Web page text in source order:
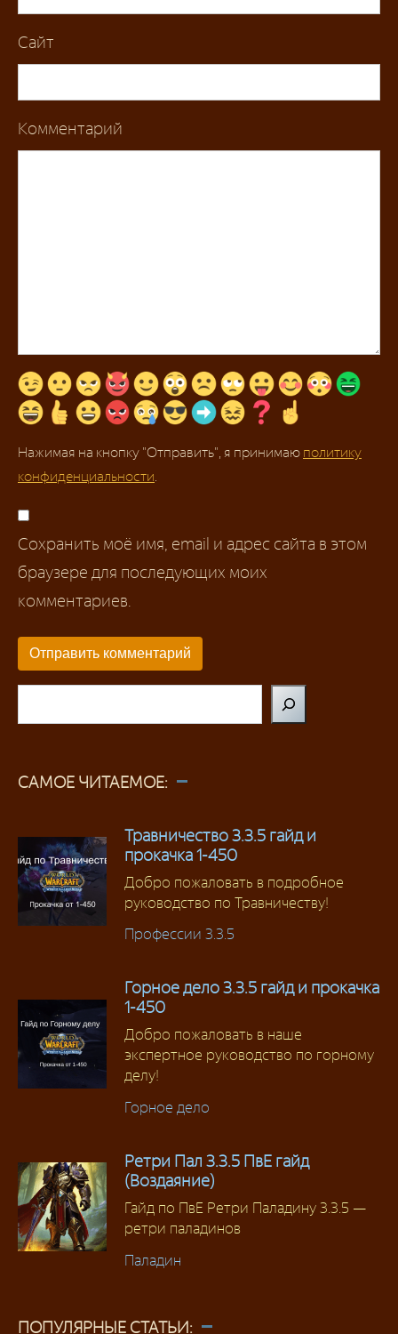
Сайт
Комментарий
Нажимая на кнопку "Отправить", я принимаю политику
конфиденциальности
Сохранить моё имя, email и адрес сайта в этом
браузере для последующих моих
комментариев.
САМОЕ ЧИТАЕМОЕ:
Травничество 3.3.5 гайд и
прокачка 1-450
Добро пожаловать в подробное
руководство по Травничеству!
Профессии 3.3.5
Горное дело 3.3.5 гайд и прокачка
1-450
Добро пожаловать в наше
экспертное руководство по горному
делу!
Горное дело
Ретри Пал 3.3.5 ПвЕ гайд
(Воздаяние)
Гайд по ПвЕ Ретри Паладину 3.3.5 —
ретри паладинов
Паладин
ПОПУЛЯРНЫЕ СТАТЬИ: